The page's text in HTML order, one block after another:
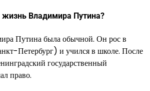
жизнь Владимира Путина?
Путина была обычной. Он рос в
Петербург) и учился в школе. После
государственный
право.